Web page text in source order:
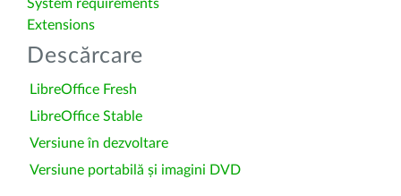
System requirements
Extensions
Descărcare
LibreOffice Fresh
LibreOffice Stable
Versiune în dezvoltare
Versiune portabilă și imagini DVD